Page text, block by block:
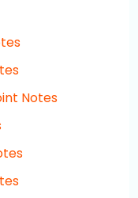
Notes